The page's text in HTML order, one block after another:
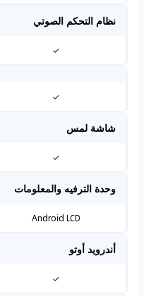
نظام التحكم الصوتي
✓
✓
شاشة لمس
✓
وحدة الترفيه والمعلومات
Android LCD
أندرويد أوتو
✓